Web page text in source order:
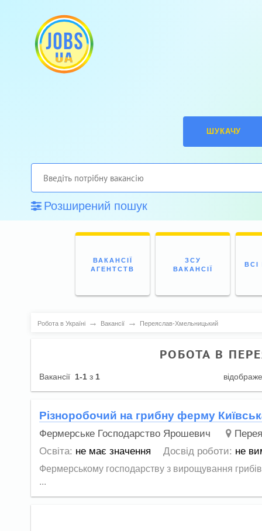
ШУКАЧУ
Розширений пошук
ВАКАНСІЇ
АГЕНТСТВ
ЗСУ
ВАКАНСІЇ
ВСІ
Робота в Україні → Вакансії → Переяслав-Хмельницький
РОБОТА В
Вакансії 1-1 з 1
Різноробочий на грибну ферму
Фермерське Господарство Ярошевич
Освіта: не має значення Досвід роботи: не
Фермерському господарству з вирощування грибів
...